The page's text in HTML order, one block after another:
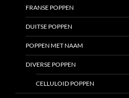
FRANSE POPPEN
DUITSE POPPEN
POPPEN MET NAAM
DIVERSE POPPEN
CELLULOID POPPEN